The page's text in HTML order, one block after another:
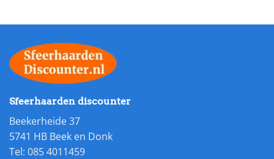
Sfeerhaarden discounter
Beekerheide 37
5741 HB Beek en Donk
Tel: 085 4011459